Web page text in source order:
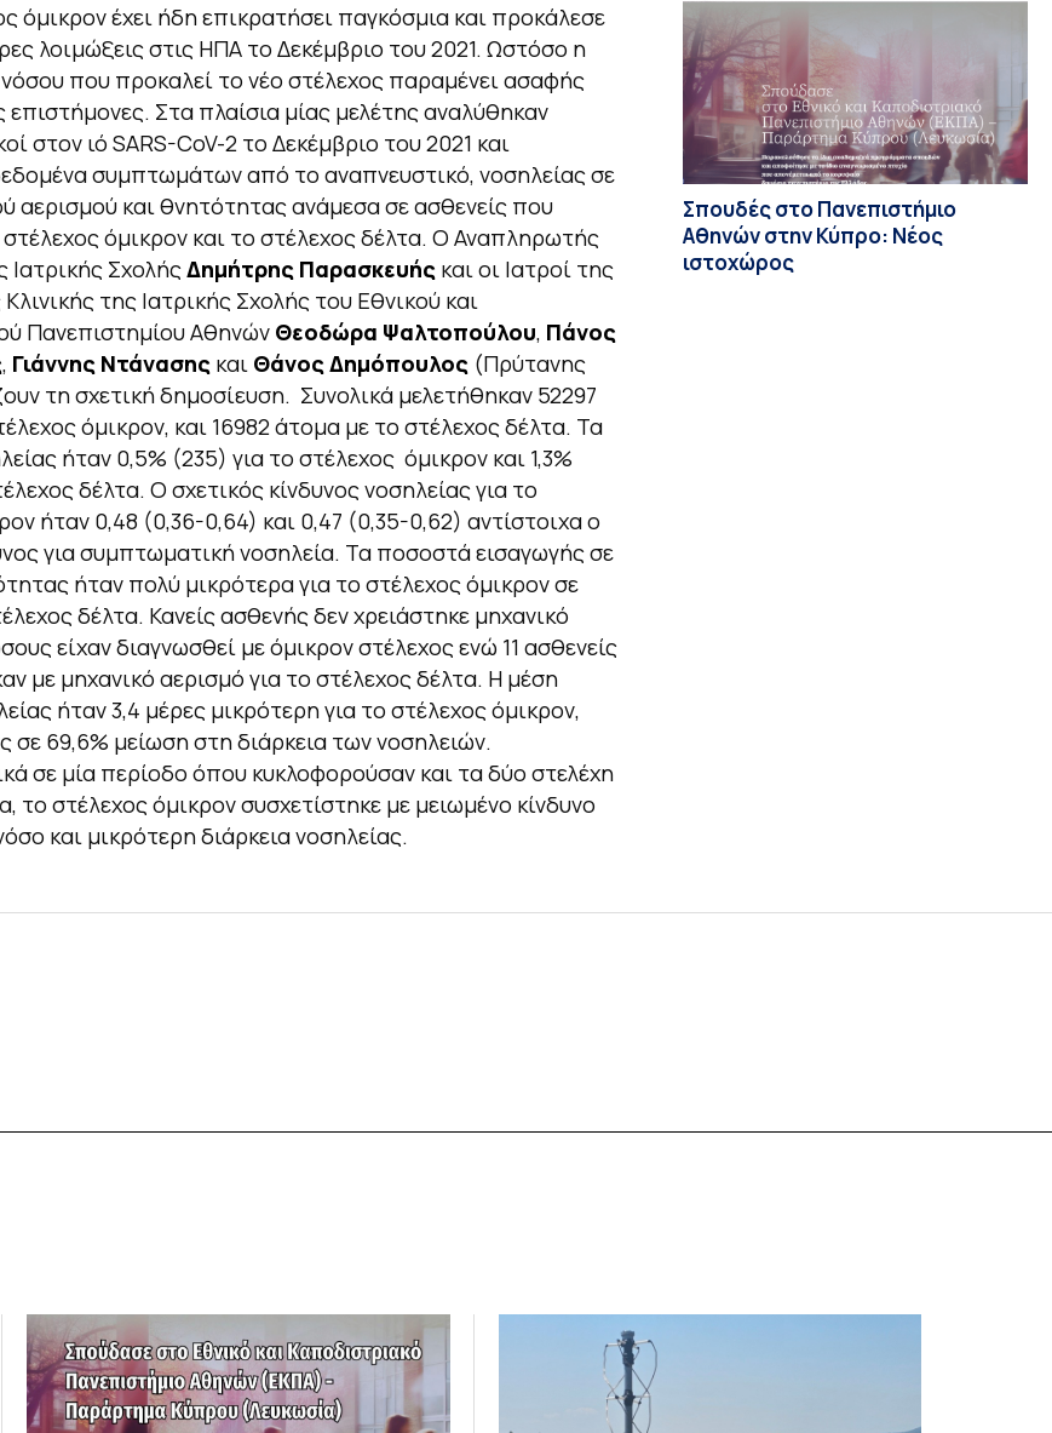
όμικρον έχει ήδη επικρατήσει παγκόσμια και προκάλεσε
λοιμώξεις στις ΗΠΑ το Δεκέμβριο του 2021. Ωστόσο η
που προκαλεί το νέο στέλεχος παραμένει ασαφής
επιστήμονες. Στα πλαίσια μίας μελέτης αναλύθηκαν
στον ιό SARS-CoV-2 το Δεκέμβριο του 2021 και
συμπτωμάτων από το αναπνευστικό, νοσηλείας σε
αερισμού και θνητότητας ανάμεσα σε ασθενείς που
όμικρον και το στέλεχος δέλτα. Ο Αναπληρωτής
ΣχολήςΔημήτρης Παρασκευής και οι Ιατροί της
της Ιατρικής Σχολής του Εθνικού και
Πανεπιστημίου Αθηνών Θεοδώρα Ψαλτοπούλου, Πάνος
, Γιάννης Ντάνασης και Θάνος Δημόπουλος (Πρύτανης
τη σχετική δημοσίευση. Συνολικά μελετήθηκαν 52297
όμικρον, και 16982 άτομα με το στέλεχος δέλτα. Τα
ήταν 0,5% (235) για το στέλεχος όμικρον και 1,3%
δέλτα. Ο σχετικός κίνδυνος νοσηλείας για το
ήταν 0,48 (0,36-0,64) και 0,47 (0,35-0,62) αντίστοιχα ο
για συμπτωματική νοσηλεία. Τα ποσοστά εισαγωγής σε
ήταν πολύ μικρότερα για το στέλεχος όμικρον σε
δέλτα. Κανείς ασθενής δεν χρειάστηκε μηχανικό
είχαν διαγνωσθεί με όμικρον στέλεχος ενώ 11 ασθενείς
με μηχανικό αερισμό για το στέλεχος δέλτα. Η μέση
ήταν 3,4 μέρες μικρότερη για το στέλεχος όμικρον,
σε 69,6% μείωση στη διάρκεια των νοσηλειών.
σε μία περίοδο όπου κυκλοφορούσαν και τα δύο στελέχη
το στέλεχος όμικρον συσχετίστηκε με μειωμένο κίνδυνο
και μικρότερη διάρκεια νοσηλείας.
Σπουδές στο Πανεπιστήμιο
Αθηνών στην Κύπρο: Νέος
ιστοχώρος